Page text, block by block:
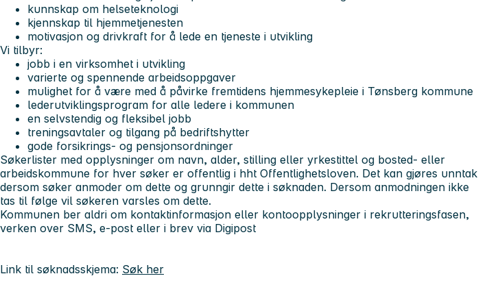
kunnskap om helseteknologi
kjennskap til hjemmetjenesten
motivasjon og drivkraft for å lede en tjeneste i utvikling
Vi tilbyr:
jobb i en virksomhet i utvikling
varierte og spennende arbeidsoppgaver
mulighet for å være med å påvirke fremtidens hjemmesykepleie i Tønsberg kommune
lederutviklingsprogram for alle ledere i kommunen
en selvstendig og fleksibel jobb
treningsavtaler og tilgang på bedriftshytter
gode forsikrings- og pensjonsordninger
Søkerlister med opplysninger om navn, alder, stilling eller yrkestittel og bosted- eller
arbeidskommune for hver søker er offentlig i hht Offentlighetsloven. Det kan gjøres unntak
dersom søker anmoder om dette og grunngir dette i søknaden. Dersom anmodningen ikke
tas til følge vil søkeren varsles om dette.
Kommunen ber aldri om kontaktinformasjon eller kontoopplysninger i rekrutteringsfasen,
verken over SMS, e-post eller i brev via Digipost
Link til søknadsskjema: Søk her